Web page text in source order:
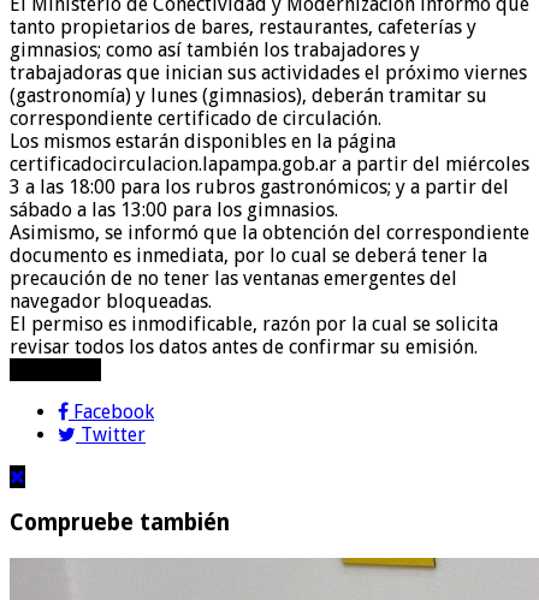
tanto propietarios de bares, restaurantes, cafeterías y
gimnasios; como así también los trabajadores y
trabajadoras que inician sus actividades el próximo viernes
(gastronomía) y lunes (gimnasios), deberán tramitar su
correspondiente certificado de circulación.
Los mismos estarán disponibles en la página
certificadocirculacion.lapampa.gob.ar a partir del miércoles
3 a las 18:00 para los rubros gastronómicos; y a partir del
sábado a las 13:00 para los gimnasios.
Asimismo, se informó que la obtención del correspondiente
documento es inmediata, por lo cual se deberá tener la
precaución de no tener las ventanas emergentes del
navegador bloqueadas.
El permiso es inmodificable, razón por la cual se solicita
revisar todos los datos antes de confirmar su emisión.
Facebook
Twitter
Compruebe también